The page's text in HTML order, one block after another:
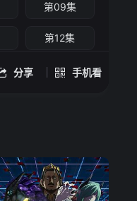
分享 手机看
第09集
第12集